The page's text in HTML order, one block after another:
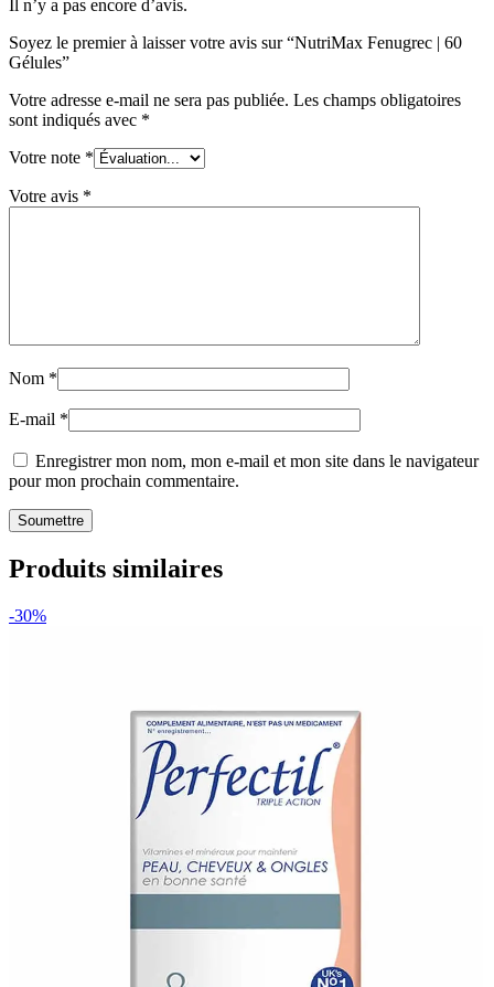
Il n’y a pas encore d’avis.
Soyez le premier à laisser votre avis sur “NutriMax Fenugrec | 60
Gélules”
Votre adresse e-mail ne sera pas publiée. Les champs obligatoires
sont indiqués avec *
Votre note *
Votre avis *
Nom *
E-mail *
Enregistrer mon nom, mon e-mail et mon site dans le navigateur
pour mon prochain commentaire.
Produits similaires
-30%